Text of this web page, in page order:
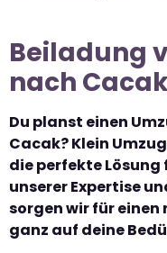
Beiladung
nach
Du planst einen
Cacak? Klein
die perfekte
unserer Expertise
sorgen wir für einen
ganz auf deine